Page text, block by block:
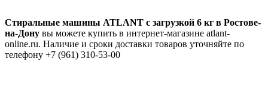
Стиральные машины ATLANT с загрузкой 6 кг в Ростове-
на-Дону вы можете купить в интернет-магазине atlant-
online.ru. Наличие и сроки доставки товаров уточняйте по
телефону +7 (961) 310-53-00